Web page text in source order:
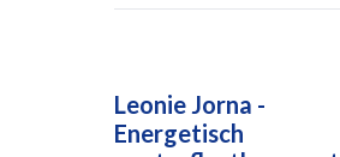
Leonie Jorna -
Energetisch